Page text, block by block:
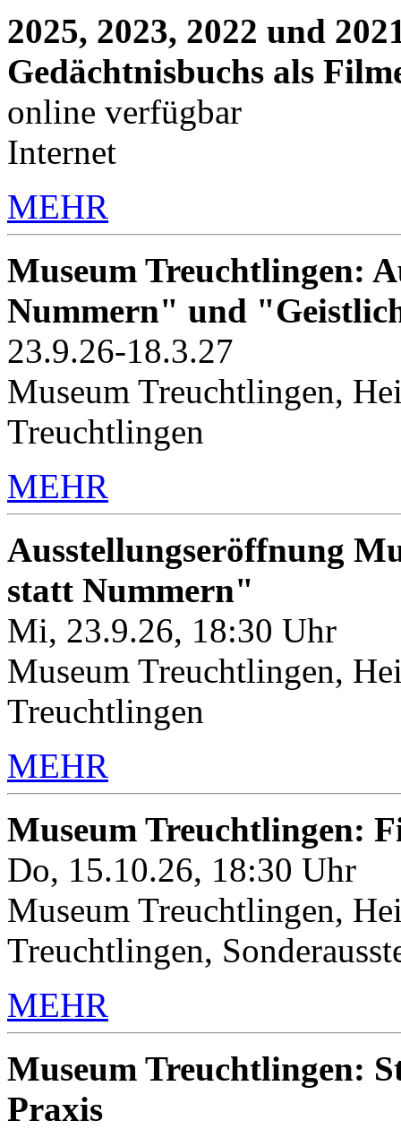
2025, 2023, 2022 und
Gedächtnisbuchs als
online verfügbar
Internet
MEHR
Museum Treuchtlingen:
Nummern" und
23.9.26-18.3.27
Museum Treuchtlingen,
Treuchtlingen
MEHR
Ausstellungseröffnung
statt Nummern"
Mi, 23.9.26, 18:30 Uhr
Museum Treuchtlingen,
Treuchtlingen
MEHR
Museum Treuchtlingen:
Do, 15.10.26, 18:30 Uhr
Museum Treuchtlingen,
Treuchtlingen,
MEHR
Museum Treuchtlingen:
Praxis